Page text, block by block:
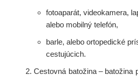
fotoaparát, videokamera,
alebo mobilný telefón,
barle, alebo ortopedické
cestujúcich.
2. Cestovná batožina – batožina